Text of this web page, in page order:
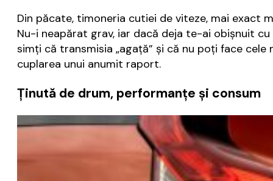
Din păcate, timoneria cutiei de viteze, mai exact
Nu-i neapărat grav, iar dacă deja te-ai obișnuit
simți că transmisia „agață” și că nu poți face
cuplarea unui anumit raport.
Ținută de drum, performanțe și consum